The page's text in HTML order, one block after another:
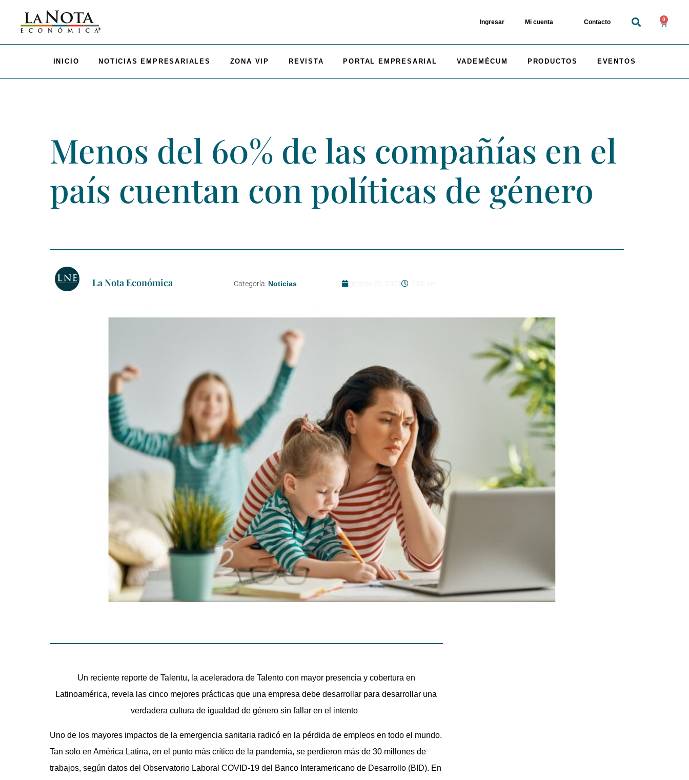
Ingresar Mi cuenta Contacto 0
INICIO NOTICIAS EMPRESARIALES ZONA VIP REVISTA PORTAL EMPRESARIAL VADEMÉCUM PRODUCTOS EVENTOS
Menos del 60% de las compañías en el
país cuentan con políticas de género
La Nota Económica Categoría: Noticias
Un reciente reporte de Talentu, la aceleradora de Talento con mayor presencia y cobertura en
Latinoamérica, revela las cinco mejores prácticas que una empresa debe desarrollar para desarrollar una
verdadera cultura de igualdad de género sin fallar en el intento
Uno de los mayores impactos de la emergencia sanitaria radicó en la pérdida de empleos en todo el mundo.
Tan solo en América Latina, en el punto más crítico de la pandemia, se perdieron más de 30 millones de
trabajos, según datos del Observatorio Laboral COVID-19 del Banco Interamericano de Desarrollo (BID). En